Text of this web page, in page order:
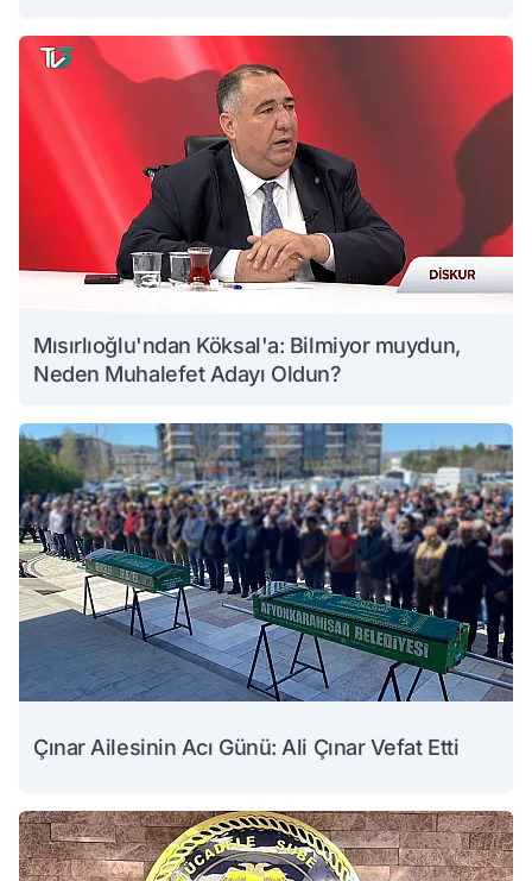
Mısırlıoğlu'ndan Köksal'a: Bilmiyor muydun,
Neden Muhalefet Adayı Oldun?
Çınar Ailesinin Acı Günü: Ali Çınar Vefat Etti